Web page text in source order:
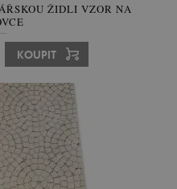
ŽIDLI VZOR NA
KOUPIT